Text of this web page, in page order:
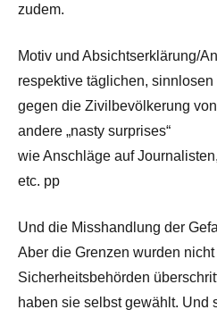
zudem.
Motiv und Absichtserklärung/
respektive täglichen, sinnlosen
gegen die Zivilbevölkerung
andere „nasty surprises“
wie Anschläge auf
etc. pp
Und die Misshandlung der
Aber die Grenzen wurden nicht
Sicherheitsbehörden
haben sie selbst gewählt. Und